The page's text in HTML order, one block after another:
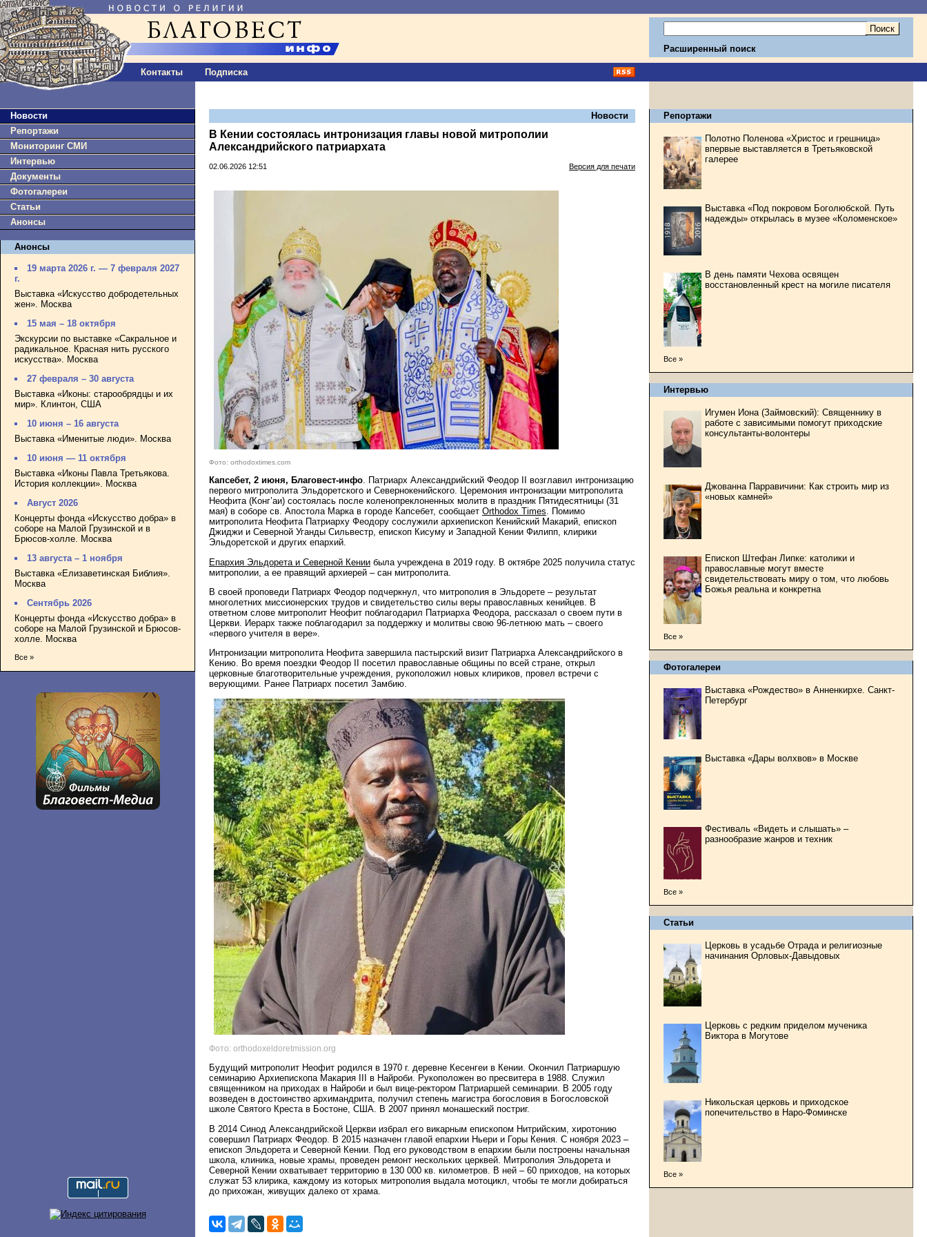
Контакты Подписка
Расширенный поиск
Новости
Репортажи
Мониторинг СМИ
Интервью
Документы
Фотогалереи
Статьи
Анонсы
Анонсы
19 марта 2026 г. — 7 февраля 2027
г.
Выставка «Искусство добродетельных
жен». Москва
15 мая – 18 октября
Экскурсии по выставке «Сакральное и
радикальное. Красная нить русского
искусства». Москва
27 февраля – 30 августа
Выставка «Иконы: старообрядцы и их
мир». Клинтон, США
10 июня – 16 августа
Выставка «Именитые люди». Москва
10 июня — 11 октября
Выставка «Иконы Павла Третьякова.
История коллекции». Москва
Август 2026
Концерты фонда «Искусство добра» в
соборе на Малой Грузинской и в
Брюсов-холле. Москва
13 августа – 1 ноября
Выставка «Елизаветинская Библия».
Москва
Сентябрь 2026
Концерты фонда «Искусство добра» в
соборе на Малой Грузинской и Брюсов-
холле. Москва
Все »
Новости
В Кении состоялась интронизация главы новой митрополии
Александрийского патриархата
02.06.2026 12:51 Версия для печати
Фото: orthodoxtimes.com
Капсебет, 2 июня, Благовест-инфо. Патриарх Александрийский Феодор II возглавил интронизацию
первого митрополита Эльдоретского и Севернокенийского. Церемония интронизации митрополита
Неофита (Конг’аи) состоялась после коленопреклоненных молитв в праздник Пятидесятницы (31
мая) в соборе св. Апостола Марка в городе Капсебет, сообщает Orthodox Times. Помимо
митрополита Неофита Патриарху Феодору сослужили архиепископ Кенийский Макарий, епископ
Джиджи и Северной Уганды Сильвестр, епископ Кисуму и Западной Кении Филипп, клирики
Эльдоретской и других епархий.
Епархия Эльдорета и Северной Кении была учреждена в 2019 году. В октябре 2025 получила статус
митрополии, а ее правящий архиерей – сан митрополита.
В своей проповеди Патриарх Феодор подчеркнул, что митрополия в Эльдорете – результат
многолетних миссионерских трудов и свидетельство силы веры православных кенийцев. В
ответном слове митрополит Неофит поблагодарил Патриарха Феодора, рассказал о своем пути в
Церкви. Иерарх также поблагодарил за поддержку и молитвы свою 96-летнюю мать – своего
«первого учителя в вере».
Интронизации митрополита Неофита завершила пастырский визит Патриарха Александрийского в
Кению. Во время поездки Феодор II посетил православные общины по всей стране, открыл
церковные благотворительные учреждения, рукоположил новых клириков, провел встречи с
верующими. Ранее Патриарх посетил Замбию.
Фото: orthodoxeldoretmission.org
Будущий митрополит Неофит родился в 1970 г. деревне Кесенгеи в Кении. Окончил Патриаршую
семинарию Архиепископа Макария III в Найроби. Рукоположен во пресвитера в 1988. Служил
священником на приходах в Найроби и был вице-ректором Патриаршей семинарии. В 2005 году
возведен в достоинство архимандрита, получил степень магистра богословия в Богословской
школе Святого Креста в Бостоне, США. В 2007 принял монашеский постриг.
В 2014 Синод Александрийской Церкви избрал его викарным епископом Нитрийским, хиротонию
совершил Патриарх Феодор. В 2015 назначен главой епархии Ньери и Горы Кения. С ноября 2023 –
епископ Эльдорета и Северной Кении. Под его руководством в епархии были построены начальная
школа, клиника, новые храмы, проведен ремонт нескольких церквей. Митрополия Эльдорета и
Северной Кении охватывает территорию в 130 000 кв. километров. В ней – 60 приходов, на которых
служат 53 клирика, каждому из которых митрополия выдала мотоцикл, чтобы те могли добираться
до прихожан, живущих далеко от храма.
Репортажи
Полотно Поленова «Христос и грешница»
впервые выставляется в Третьяковской
галерее
Выставка «Под покровом Боголюбской. Путь
надежды» открылась в музее «Коломенское»
В день памяти Чехова освящен
восстановленный крест на могиле писателя
Все »
Интервью
Игумен Иона (Займовский): Священнику в
работе с зависимыми помогут приходские
консультанты-волонтеры
Джованна Парравичини: Как строить мир из
«новых камней»
Епископ Штефан Липке: католики и
православные могут вместе
свидетельствовать миру о том, что любовь
Божья реальна и конкретна
Все »
Фотогалереи
Выставка «Рождество» в Анненкирхе. Санкт-
Петербург
Выставка «Дары волхвов» в Москве
Фестиваль «Видеть и слышать» –
разнообразие жанров и техник
Все »
Статьи
Церковь в усадьбе Отрада и религиозные
начинания Орловых-Давыдовых
Церковь с редким приделом мученика
Виктора в Могутове
Никольская церковь и приходское
попечительство в Наро-Фоминске
Все »